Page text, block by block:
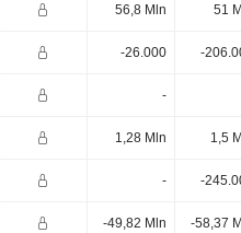
56,8 Mln 51
-26.000 -
-
1,28 Mln 1,5
- -
-49,82 Mln -58,37